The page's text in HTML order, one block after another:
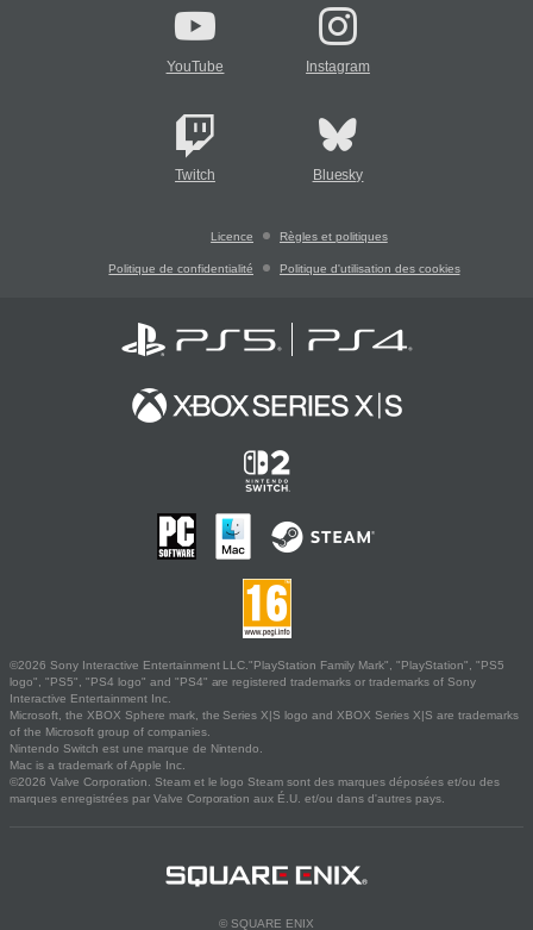
YouTube Instagram
Twitch Bluesky
Licence Règles et politiques
Politique de confidentialité Politique d'utilisation des cookies
©2026 Sony Interactive Entertainment LLC."PlayStation Family Mark", "PlayStation", "PS5
logo", "PS5", "PS4 logo" and "PS4" are registered trademarks or trademarks of Sony
Interactive Entertainment Inc.
Microsoft, the XBOX Sphere mark, the Series X|S logo and XBOX Series X|S are trademarks
of the Microsoft group of companies.
Nintendo Switch est une marque de Nintendo.
Mac is a trademark of Apple Inc.
©2026 Valve Corporation. Steam et le logo Steam sont des marques déposées et/ou des
marques enregistrées par Valve Corporation aux É.U. et/ou dans d'autres pays.
© SQUARE ENIX